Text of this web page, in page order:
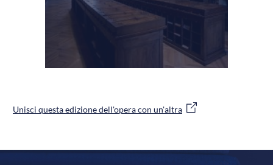
Unisci questa edizione dell'opera con un'altra